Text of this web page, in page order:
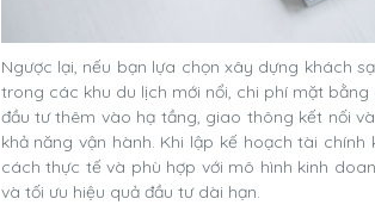
Ngược lại, nếu bạn lựa chọn xây dựng khách
trong các khu du lịch mới nổi, chi phí mặt
đầu tư thêm vào hạ tầng, giao thông kết nối
khả năng vận hành. Khi lập kế hoạch tài
cách thực tế và phù hợp với mô hình kinh
và tối ưu hiệu quả đầu tư dài hạn.